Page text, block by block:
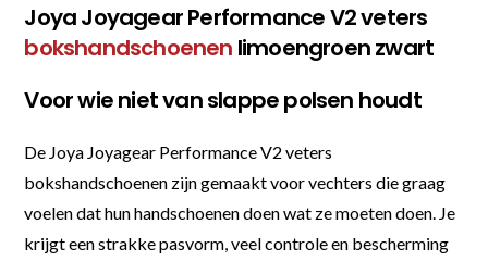
Joya Joyagear Performance V2 veters
bokshandschoenen limoengroen zwart
Voor wie niet van slappe polsen houdt
De Joya Joyagear Performance V2 veters
bokshandschoenen zijn gemaakt voor vechters die graag
voelen dat hun handschoenen doen wat ze moeten doen. Je
krijgt een strakke pasvorm, veel controle en bescherming